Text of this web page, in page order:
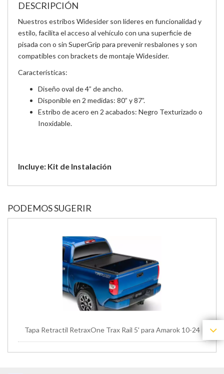
DESCRIPCIÓN
Nuestros estribos Widesider son líderes en funcionalidad y
estilo, facilita el acceso al vehículo con una superficie de
pisada con o sin SuperGrip para prevenir resbalones y son
compatibles con brackets de montaje Widesider.
Características:
Diseño oval de 4” de ancho.
Disponible en 2 medidas: 80” y 87”.
Estribo de acero en 2 acabados: Negro Texturizado o
Inoxidable.
Incluye: Kit de Instalación
PODEMOS SUGERIR
Tapa Retractil RetraxOne Trax Rail 5' para Amarok 10-24